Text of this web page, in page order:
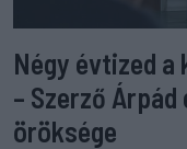
Négy évtized a
– Szerző
öröksége